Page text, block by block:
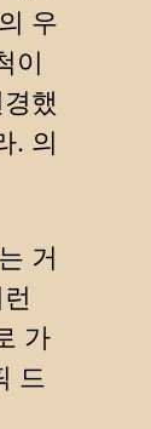
우
이
했
. 의
거
가
드